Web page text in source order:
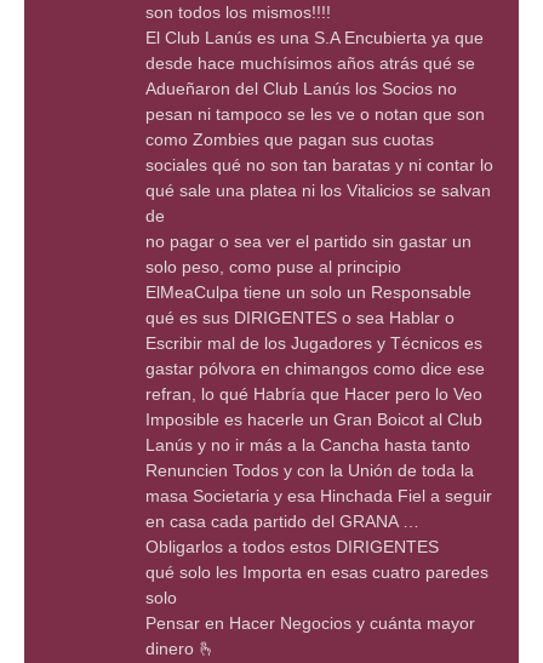
son todos los mismos!!!!
El Club Lanús es una S.A Encubierta ya que
desde hace muchísimos años atrás qué se
Adueñaron del Club Lanús los Socios no
pesan ni tampoco se les ve o notan que son
como Zombies que pagan sus cuotas
sociales qué no son tan baratas y ni contar lo
qué sale una platea ni los Vitalicios se salvan
de
no pagar o sea ver el partido sin gastar un
solo peso, como puse al principio
ElMeaCulpa tiene un solo un Responsable
qué es sus DIRIGENTES o sea Hablar o
Escribir mal de los Jugadores y Técnicos es
gastar pólvora en chimangos como dice ese
refran, lo qué Habría que Hacer pero lo Veo
Imposible es hacerle un Gran Boicot al Club
Lanús y no ir más a la Cancha hasta tanto
Renuncien Todos y con la Unión de toda la
masa Societaria y esa Hinchada Fiel a seguir
en casa cada partido del GRANA …
Obligarlos a todos estos DIRIGENTES
qué solo les Importa en esas cuatro paredes
solo
Pensar en Hacer Negocios y cuánta mayor
dinero 🫰